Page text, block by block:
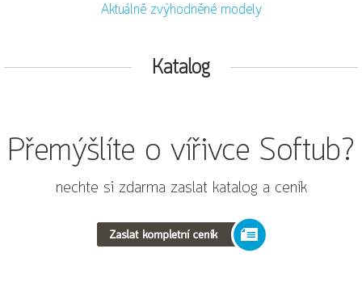
Aktuálně zvýhodněné modely
Katalog
Přemýšlíte o vířivce Softub?
nechte si zdarma zaslat katalog a ceník